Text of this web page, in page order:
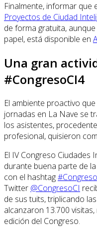
Finalmente, informar que
Proyectos de Ciudad
de forma gratuita,
papel, está disponible en
Una gran
#CongresoCI4
El ambiente proactivo
jornadas en La Nave se
los asistentes,
profesional, quisieron
El IV Congreso Ciudades
durante buena parte de
con el hashtag
Twitter @CongresoCI
de sus tuits, triplicando
alcanzaron 13.700
edición del Congreso.